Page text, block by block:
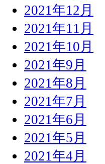
2021年12月
2021年11月
2021年10月
2021年9月
2021年8月
2021年7月
2021年6月
2021年5月
2021年4月